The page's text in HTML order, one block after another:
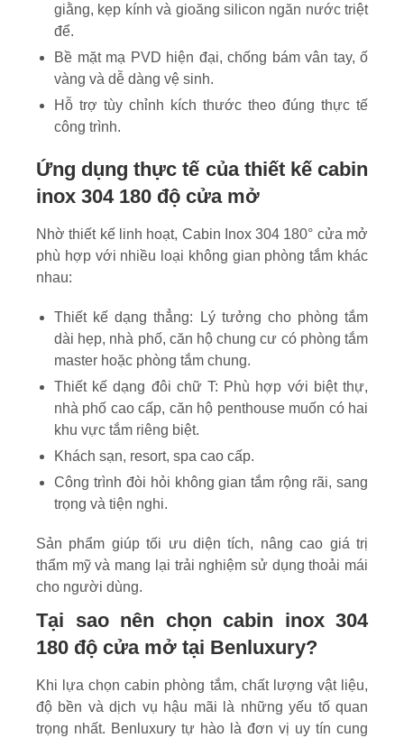
giằng, kẹp kính và gioăng silicon ngăn nước triệt
để.
Bề mặt mạ PVD hiện đại, chống bám vân tay, ố
vàng và dễ dàng vệ sinh.
Hỗ trợ tùy chỉnh kích thước theo đúng thực tế
công trình.
Ứng dụng thực tế của thiết kế cabin
inox 304 180 độ cửa mở
Nhờ thiết kế linh hoạt, Cabin Inox 304 180° cửa mở
phù hợp với nhiều loại không gian phòng tắm khác
nhau:
Thiết kế dạng thẳng: Lý tưởng cho phòng tắm
dài hẹp, nhà phố, căn hộ chung cư có phòng tắm
master hoặc phòng tắm chung.
Thiết kế dạng đôi chữ T: Phù hợp với biệt thự,
nhà phố cao cấp, căn hộ penthouse muốn có hai
khu vực tắm riêng biệt.
Khách sạn, resort, spa cao cấp.
Công trình đòi hỏi không gian tắm rộng rãi, sang
trọng và tiện nghi.
Sản phẩm giúp tối ưu diện tích, nâng cao giá trị
thẩm mỹ và mang lại trải nghiệm sử dụng thoải mái
cho người dùng.
Tại sao nên chọn cabin inox 304
180 độ cửa mở tại Benluxury?
Khi lựa chọn cabin phòng tắm, chất lượng vật liệu,
độ bền và dịch vụ hậu mãi là những yếu tố quan
trọng nhất. Benluxury tự hào là đơn vị uy tín cung